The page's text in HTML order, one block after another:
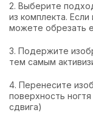
2. Выберите
из комплекта.
можете обрезать
3. Подержите
тем самым
4. Перенесите
поверхность
сдвига)